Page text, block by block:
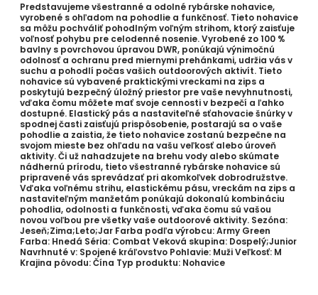
Predstavujeme všestranné a odolné rybárske nohavice,
vyrobené s ohľadom na pohodlie a funkčnosť. Tieto nohavice
sa môžu pochváliť pohodlným voľným strihom, ktorý zaisťuje
voľnosť pohybu pre celodenné nosenie. Vyrobené zo 100 %
bavlny s povrchovou úpravou DWR, ponúkajú výnimočnú
odolnosť a ochranu pred miernymi prehánkami, udržia vás v
suchu a pohodlí počas vašich outdoorových aktivít. Tieto
nohavice sú vybavené praktickými vreckami na zips a
poskytujú bezpečný úložný priestor pre vaše nevyhnutnosti,
vďaka čomu môžete mať svoje cennosti v bezpečí a ľahko
dostupné. Elastický pás a nastaviteľné sťahovacie šnúrky v
spodnej časti zaisťujú prispôsobenie, postarajú sa o vaše
pohodlie a zaistia, že tieto nohavice zostanú bezpečne na
svojom mieste bez ohľadu na vašu veľkosť alebo úroveň
aktivity. Či už nahadzujete na brehu vody alebo skúmate
nádhernú prírodu, tieto všestranné rybárske nohavice sú
pripravené vás sprevádzať pri akomkoľvek dobrodružstve.
Vďaka voľnému strihu, elastickému pásu, vreckám na zips a
nastaviteľným manžetám ponúkajú dokonalú kombináciu
pohodlia, odolnosti a funkčnosti, vďaka čomu sú vašou
novou voľbou pre všetky vaše outdoorové aktivity. Sezóna:
Jeseň;Zima;Leto;Jar Farba podľa výrobcu: Army Green
Farba: Hnedá Séria: Combat Veková skupina: Dospelý;Junior
Navrhnuté v: Spojené kráľovstvo Pohlavie: Muži Veľkosť: M
Krajina pôvodu: Čína Typ produktu: Nohavice